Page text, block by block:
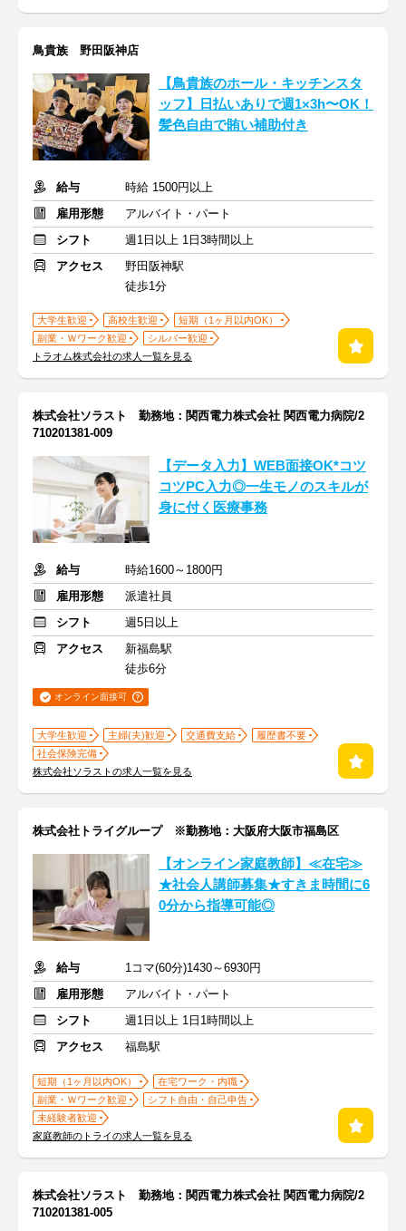
鳥貴族 野田阪神店
【鳥貴族のホール・キッチンスタ
ッフ】日払いありで週1×3h〜OK！
髪色自由で賄い補助付き
給与
時給 1500円以上
雇用形態
アルバイト・パート
シフト
週1日以上 1日3時間以上
アクセス
野田阪神駅
徒歩1分
大学生歓迎 高校生歓迎
短期（1ヶ月以内OK）
副業・Ｗワーク歓迎
シルバー歓迎
トラオム株式会社の求人一覧を見る
株式会社ソラスト 勤務地：関西電力株式会社 関西電力病院/2
710201381-009
【データ入力】WEB面接OK*コツ
コツPC入力◎一生モノのスキルが
身に付く医療事務
給与
時給1600～1800円
雇用形態
派遣社員
シフト
週5日以上
アクセス
新福島駅
徒歩6分
オンライン面接可
大学生歓迎 主婦(夫)歓迎 交通費支給
履歴書不要
社会保険完備
株式会社ソラストの求人一覧を見る
株式会社トライグループ ※勤務地：大阪府大阪市福島区
【オンライン家庭教師】≪在宅≫
★社会人講師募集★すきま時間に6
0分から指導可能◎
給与
1コマ(60分)1430～6930円
雇用形態
アルバイト・パート
シフト
週1日以上 1日1時間以上
アクセス
福島駅
短期（1ヶ月以内OK）
在宅ワーク・内職
副業・Ｗワーク歓迎
シフト自由・自己申告
未経験者歓迎
家庭教師のトライの求人一覧を見る
株式会社ソラスト 勤務地：関西電力株式会社 関西電力病院/2
710201381-005